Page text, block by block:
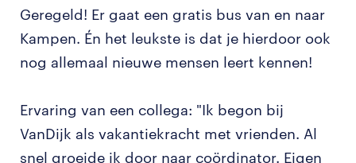
Geregeld! Er gaat een gratis bus van en naar
Kampen. Én het leukste is dat je hierdoor ook
nog allemaal nieuwe mensen leert kennen!
Ervaring van een collega: "Ik begon bij
VanDijk als vakantiekracht met vrienden. Al
snel groeide ik door naar coördinator. Eigen